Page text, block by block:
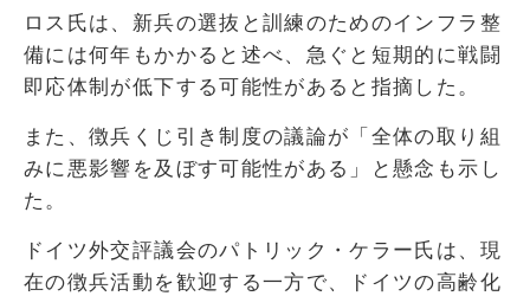
ロス氏は、新兵の選抜と訓練のためのインフラ整
備には何年もかかると述べ、急ぐと短期的に戦闘
即応体制が低下する可能性があると指摘した。
また、徴兵くじ引き制度の議論が「全体の取り組
みに悪影響を及ぼす可能性がある」と懸念も示し
た。
ドイツ外交評議会のパトリック・ケラー氏は、現
在の徴兵活動を歓迎する一方で、ドイツの高齢化